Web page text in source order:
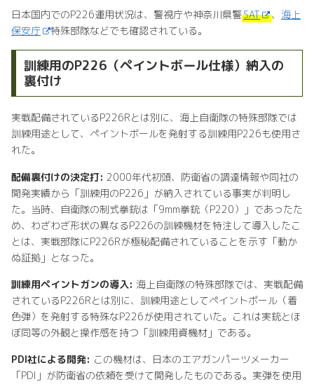
日本国内でのP226運用状況は、警視庁や神奈川県警SAT 、 海上
保安庁
特殊部隊などでも確認されている。
訓練用のP226（ペイントボール仕様）納入の
裏付け
実戦配備されているP226Rとは別に、海上自衛隊の特殊部隊では
訓練用途として、ペイントボールを発射する訓練用P226も使用さ
れた。
配備裏付けの決定打: 2000年代初頭、防衛省の調達情報や同社の
開発実績から「訓練用のP226」が納入されている事実が判明し
た。当時、自衛隊の制式拳銃は「9mm拳銃（P220）」であったた
め、わざわざ形状の異なるP226の訓練機材を特注して導入したこ
とは、実戦部隊にP226Rが極秘配備されていることを示す「動か
ぬ証拠」となった。
訓練用ペイントガンの導入: 海上自衛隊の特殊部隊では、実戦配備
されているP226Rとは別に、訓練用途としてペイントボール（着
色弾）を発射する特殊なP226が使用されていた。これは実銃とほ
ぼ同等の外観と操作感を持つ「訓練用資機材」である。
PDI社による開発: この機材は、日本のエアガンパーツメーカー
「PDI」が防衛省の依頼を受けて開発したものである。実弾を使用